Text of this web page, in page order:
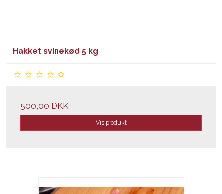
Hakket svinekød 5 kg
500,00 DKK
Vis produkt